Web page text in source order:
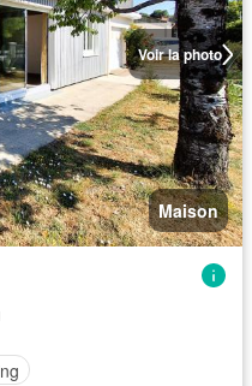
Voir la photo
Maison